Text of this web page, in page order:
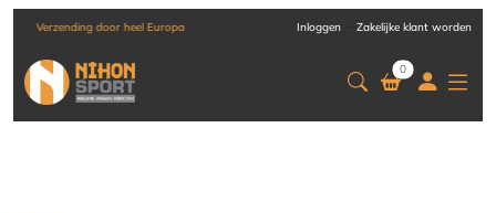
Verzending door heel Europa Inloggen Zakelijke klant worden
0